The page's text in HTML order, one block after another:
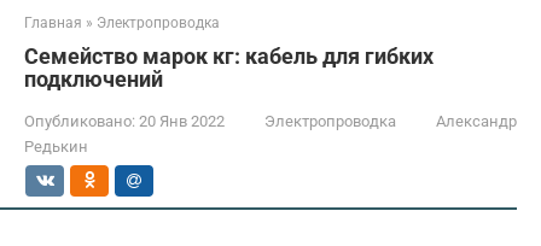
Главная » Электропроводка
Семейство марок кг: кабель для гибких
подключений
Опубликовано: 20 Янв 2022 Электропроводка
Александр
Редькин